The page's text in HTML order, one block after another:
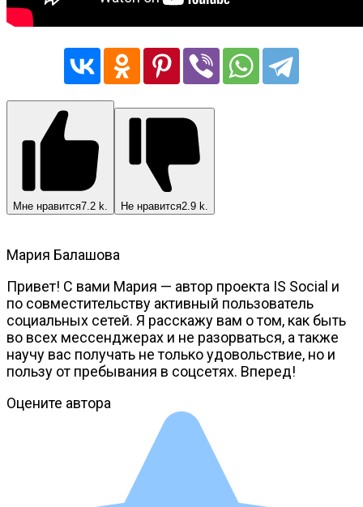
Мне нравится7.2 k. Не нравится2.9 k.
Мария Балашова
Привет! С вами Мария — автор проекта IS Social и
по совместительству активный пользователь
социальных сетей. Я расскажу вам о том, как быть
во всех мессенджерах и не разорваться, а также
научу вас получать не только удовольствие, но и
пользу от пребывания в соцсетях. Вперед!
Оцените автора